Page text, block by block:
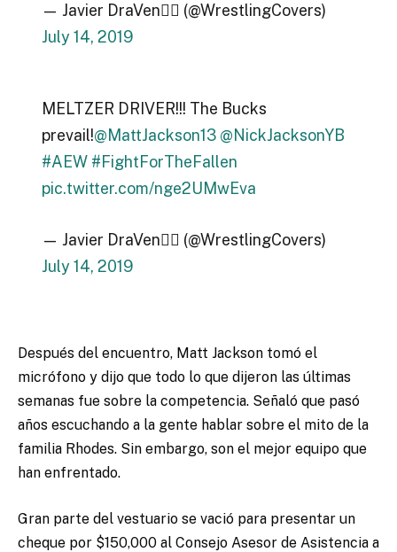
— Javier DraVen🏴‍☠️ (@WrestlingCovers)
July 14, 2019
MELTZER DRIVER!!! The Bucks
prevail!@MattJackson13 @NickJacksonYB
#AEW #FightForTheFallen
pic.twitter.com/nge2UMwEva
— Javier DraVen🏴‍☠️ (@WrestlingCovers)
July 14, 2019
Después del encuentro, Matt Jackson tomó el
micrófono y dijo que todo lo que dijeron las últimas
semanas fue sobre la competencia. Señaló que pasó
años escuchando a la gente hablar sobre el mito de la
familia Rhodes. Sin embargo, son el mejor equipo que
han enfrentado.
Gran parte del vestuario se vació para presentar un
cheque por $150,000 al Consejo Asesor de Asistencia a